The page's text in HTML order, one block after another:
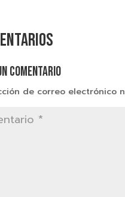
comentario
de correo electrónico